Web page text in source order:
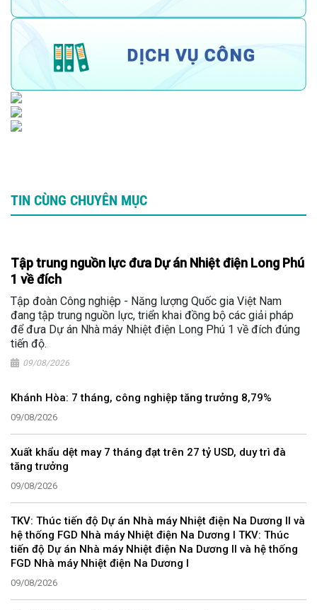
TIN CÙNG CHUYÊN MỤC
Tập trung nguồn lực đưa Dự án Nhiệt điện Long Phú
1 về đích
Tập đoàn Công nghiệp - Năng lượng Quốc gia Việt Nam
đang tập trung nguồn lực, triển khai đồng bộ các giải pháp
để đưa Dự án Nhà máy Nhiệt điện Long Phú 1 về đích đúng
tiến độ.
09/08/2026
Khánh Hòa: 7 tháng, công nghiệp tăng trưởng 8,79%
09/08/2026
Xuất khẩu dệt may 7 tháng đạt trên 27 tỷ USD, duy trì đà
tăng trưởng
09/08/2026
TKV: Thúc tiến độ Dự án Nhà máy Nhiệt điện Na Dương II và
hệ thống FGD Nhà máy Nhiệt điện Na Dương I TKV: Thúc
tiến độ Dự án Nhà máy Nhiệt điện Na Dương II và hệ thống
FGD Nhà máy Nhiệt điện Na Dương I
09/08/2026